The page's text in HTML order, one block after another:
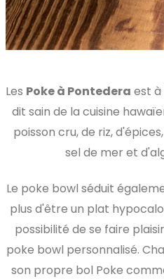
Les Poke à Pontedera est à
dit sain de la cuisine
poisson cru, de riz,
sel de mer et
Le poke bowl séduit
plus d'être un plat
possibilité de se faire
poke bowl personnalisé.
son propre bol Poke